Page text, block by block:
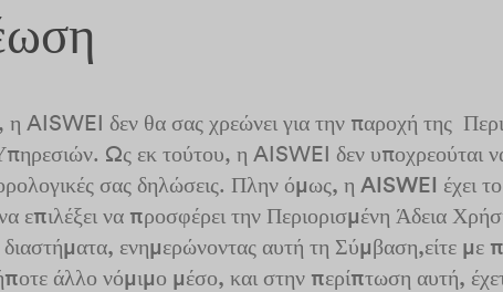
AISWEI δεν θα σας χρεώνει για την παροχή της
Ως εκ τούτου, η AISWEI δεν υποχρεούται
σας δηλώσεις. Πλην όμως, η AISWEI έχει το
επιλέξει να προσφέρει την Περιορισμένη Άδεια
ενημερώνοντας αυτή τη Σύμβαση,είτε με
άλλο νόμιμο μέσο, και στην περίπτωση αυτή,